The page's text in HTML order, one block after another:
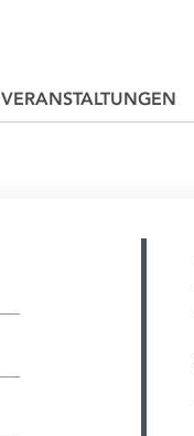
VERANSTALTUNGEN